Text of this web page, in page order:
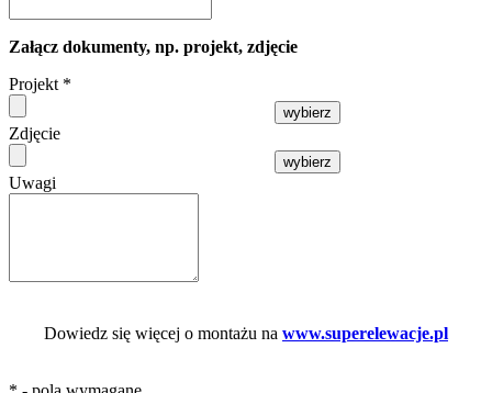
Załącz dokumenty, np. projekt, zdjęcie
Projekt *
wybierz
Zdjęcie
wybierz
Uwagi
Dowiedz się więcej o montażu na www.superelewacje.pl